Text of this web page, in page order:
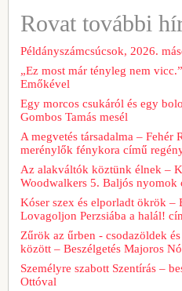
Rovat további
Példányszámcsúcsok, 2026.
„Ez most már tényleg nem
Emőkével
Egy morcos csukáról és egy
Gombos Tamás mesél
A megvetés társadalma – Fehér
merénylők fénykora című
Az alakváltók köztünk élnek –
Woodwalkers 5. Baljós nyomok
Kóser szex és elporladt ökrök –
Lovagoljon Perzsiába a halál!
Zűrök az űrben - csodazöldek
között – Beszélgetés Majoros
Személyre szabott Szentírás –
Ottóval